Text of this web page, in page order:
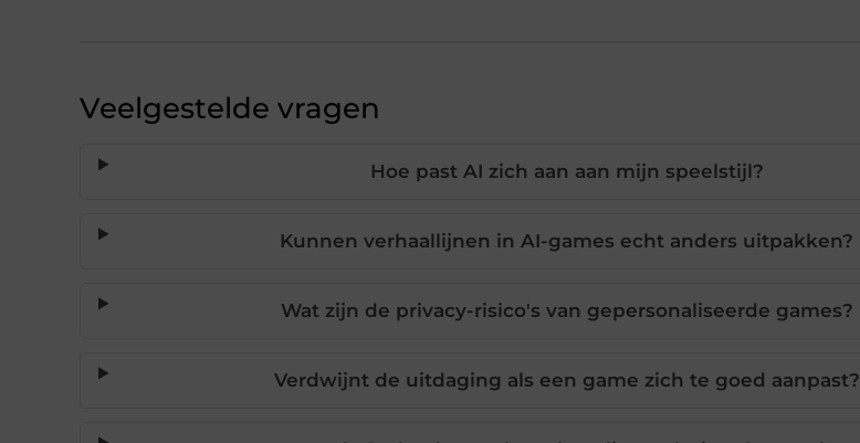
Veelgestelde vragen
Hoe past AI zich aan aan mijn speelstijl?
Kunnen verhaallijnen in AI-games echt anders uitpakken?
Wat zijn de privacy-risico's van gepersonaliseerde games?
Verdwijnt de uitdaging als een game zich te goed aanpast?